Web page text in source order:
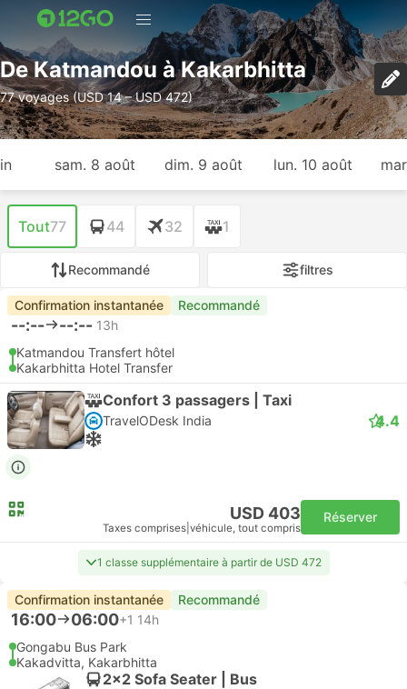
De Katmandou à Kakarbhitta
77 voyages (USD 14 – USD 472)
sam. 8 août dim. 9 août lun. 10 août
Tout77 44 32 1
Recommandé filtres
Confirmation instantanée Recommandé
--:-- --:-- 13h
Katmandou Transfert hôtel
Kakarbhitta Hotel Transfer
Confort 3 passagers | Taxi
TravelODesk India 4.4
USD 403
Taxes comprises véhicule, tout compris
Réserver
1 classe supplémentaire à partir de USD 472
Confirmation instantanée Recommandé
16:00 06:00+1 14h
Gongabu Bus Park
Kakadvitta, Kakarbhitta
2x2 Sofa Seater | Bus